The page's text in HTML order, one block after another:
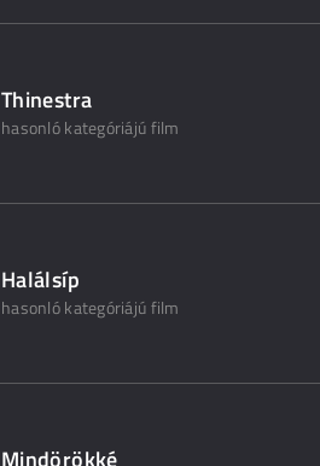
Thinestra
hasonló kategóriájú film
Halálsíp
hasonló kategóriájú film